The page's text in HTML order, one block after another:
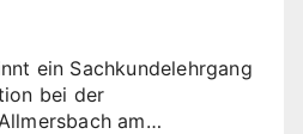
ein Sachkundelehrgang
bei der
am…